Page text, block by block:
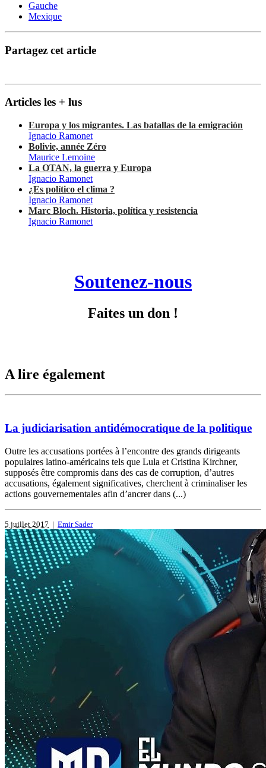
Gauche
Mexique
Partagez cet article
Articles les + lus
Europa y los migrantes. Las batallas de la emigración
Ignacio Ramonet
Bolivie, année Zéro
Maurice Lemoine
La OTAN, la guerra y Europa
Ignacio Ramonet
¿Es político el clima ?
Ignacio Ramonet
Marc Bloch. Historia, política y resistencia
Ignacio Ramonet
Soutenez-nous
Faites un don !
A lire également
La judiciarisation antidémocratique de la politique
Outre les accusations portées à l’encontre des grands dirigeants
populaires latino-américains tels que Lula et Cristina Kirchner,
supposés être compromis dans des cas de corruption, d’autres
accusations, également significatives, cherchent à criminaliser les
actions gouvernementales afin d’ancrer dans (...)
5 juillet 2017 | Emir Sader